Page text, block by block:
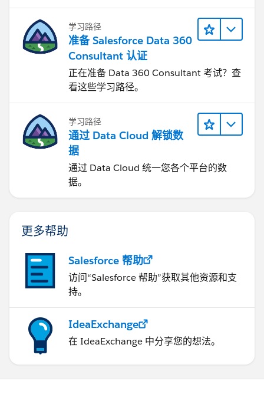
学习路径
准备 Salesforce Data 360
Consultant 认证
正在准备 Data 360 Consultant 考试？查
看这些学习路径。
学习路径
通过 Data Cloud 解锁数
据
通过 Data Cloud 统一您各个平台的数
据。
更多帮助
Salesforce 帮助
访问“Salesforce 帮助”获取其他资源和支
持。
IdeaExchange
在 IdeaExchange 中分享您的想法。